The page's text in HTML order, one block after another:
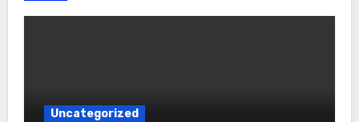
Uncategorized